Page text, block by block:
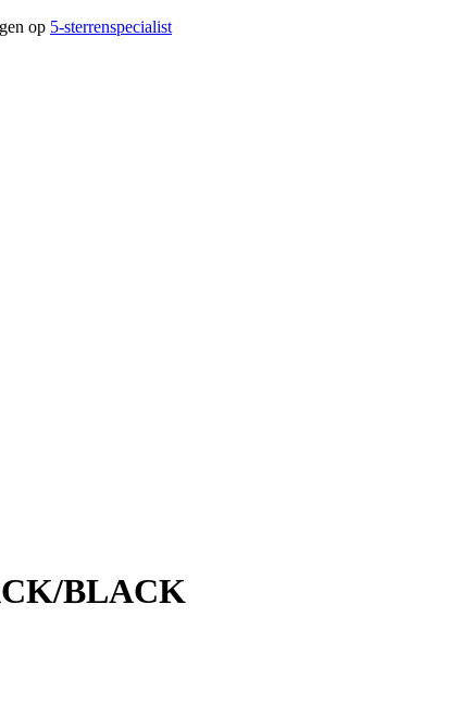
op 5-sterrenspecialist
BLACK